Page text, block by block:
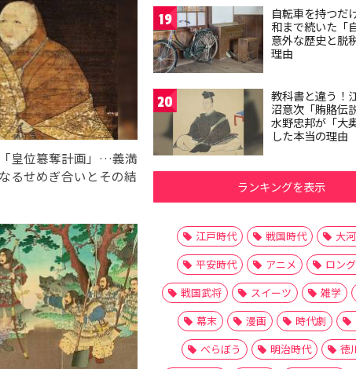
皇位簒奪計画」…義満
るせめぎ合いとその結
19
自転車を持つだ
和まで続いた「
意外な歴史と脱
理由
20
教科書と違う！
沼意次「賄賂伝
水野忠邦が「大
した本当の理由
ランキングを表示
江戸時代 戦国時代
大
平安時代
アニメ
ロン
戦国武将
スイーツ 雑学
幕末
漫画 時代劇
べらぼう
明治時代
徳